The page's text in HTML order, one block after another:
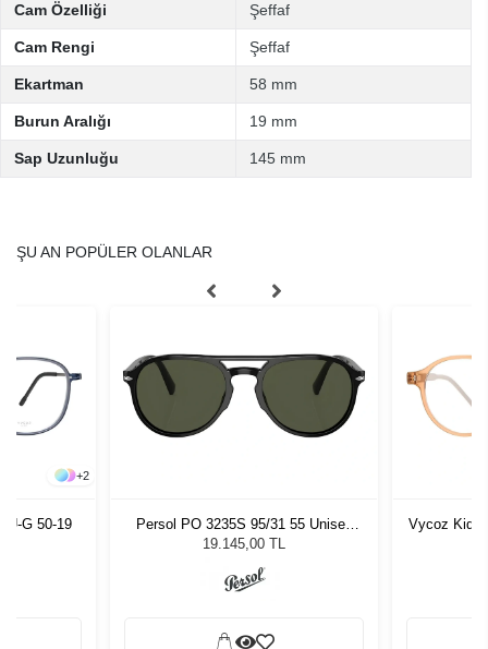
Cam Özelliği Şeffaf
Cam Rengi Şeffaf
Ekartman 58 mm
Burun Aralığı 19 mm
Sap Uzunluğu 145 mm
ŞU AN POPÜLER OLANLAR
+2
G 50-19
Persol PO 3235S 95/31 55 Unisex
Güneş Gözlüğü
19.145,00 TL
Vycoz Kids